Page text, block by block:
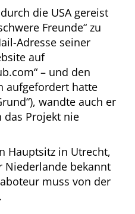
die USA gereist
Freunde zu
Adresse seiner
auf
– und den
aufgefordert hatte
), wandte auch er
das Projekt nie
Hauptsitz in Utrecht,
Niederlande bekannt
muss von der